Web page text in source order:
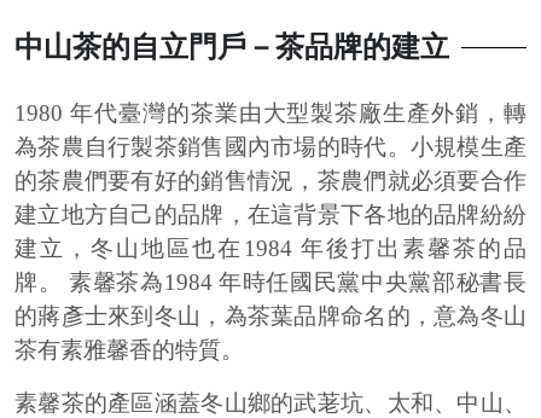
中山茶的自立門戶－茶品牌的建立
1980 年代臺灣的茶業由大型製茶廠生產外銷，轉
為茶農自行製茶銷售國內市場的時代。小規模生產
的茶農們要有好的銷售情況，茶農們就必須要合作
建立地方自己的品牌，在這背景下各地的品牌紛紛
建立，冬山地區也在1984 年後打出素馨茶的品
牌。 素馨茶為1984 年時任國民黨中央黨部秘書長
的蔣彥士來到冬山，為茶葉品牌命名的，意為冬山
茶有素雅馨香的特質。
素馨茶的產區涵蓋冬山鄉的武荖坑、太和、中山、